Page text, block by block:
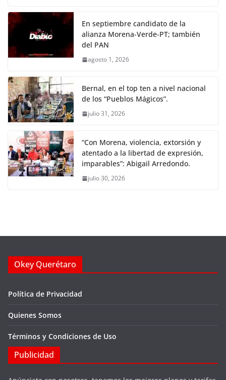
En septiembre candidato de la
alianza Morena-Verde-PT; también
del PAN
agosto 1, 2026
Bernal, en el top ten a nivel nacional
de los “Pueblos Mágicos”.
julio 31, 2026
“Con Morena, violencia, extorsión y
atentado a la libertad de expresión,
imparables”: Abigail Arredondo.
julio 30, 2026
Okey Querétaro
Política de Privacidad
Quienes Somos
Términos y Condiciones de Uso
Publicidad